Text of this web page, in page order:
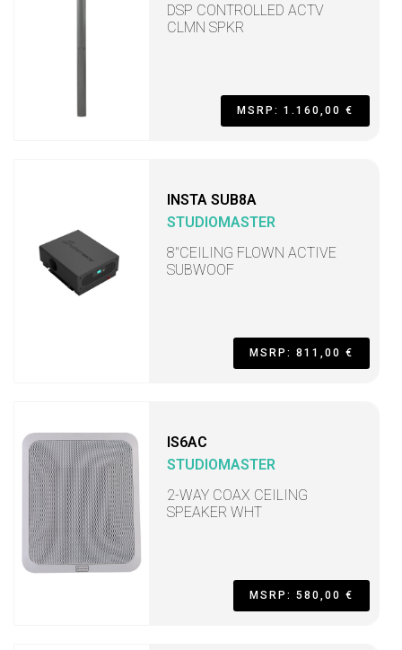
DSP CONTROLLED ACTV
CLMN SPKR
MSRP: 1.160,00 €
INSTA SUB8A
STUDIOMASTER
8"CEILING FLOWN ACTIVE
SUBWOOF
MSRP: 811,00 €
IS6AC
STUDIOMASTER
2-WAY COAX CEILING
SPEAKER WHT
MSRP: 580,00 €